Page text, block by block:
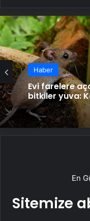
Haber
Evi farelere
bitkiler yuva:
En
Sitemize